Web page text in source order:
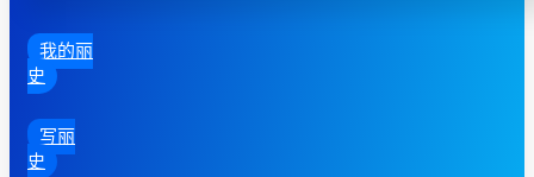
我的丽
史
写丽
史